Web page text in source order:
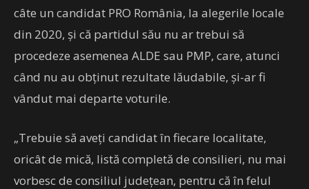
câte un candidat PRO România, la alegerile locale
din 2020, și că partidul său nu ar trebui să
procedeze asemenea ALDE sau PMP, care, atunci
când nu au obținut rezultate lăudabile, și-ar fi
vândut mai departe voturile.
„Trebuie să aveţi candidat în fiecare localitate,
oricât de mică, listă completă de consilieri, nu mai
vorbesc de consiliul judeţean, pentru că în felul